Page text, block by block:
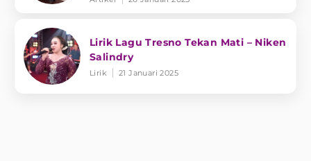
Lirik Lagu Tresno Tekan Mati – Niken
Salindry
Lirik 21 Januari 2025